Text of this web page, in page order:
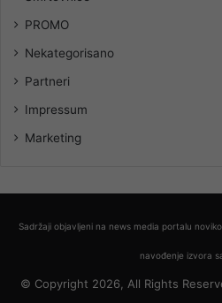
PROMO
Nekategorisano
Partneri
Impressum
Marketing
Sadržaji objavljeni na news media portalu
navođenje izvora
© Copyright 2026, All Rights